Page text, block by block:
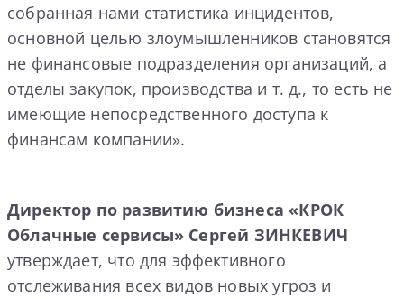
собранная нами статистика инцидентов,
основной целью злоумышленников становятся
не финансовые подразделения организаций, а
отделы закупок, производства и т. д., то есть не
имеющие непосредственного доступа к
финансам компании».
Директор по развитию бизнеса «КРОК
Облачные сервисы» Сергей ЗИНКЕВИЧ
утверждает, что для эффективного
отслеживания всех видов новых угроз и